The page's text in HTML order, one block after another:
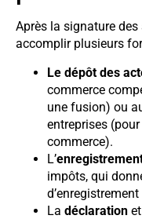
Après la signature
accomplir plusieurs
Le dépôt des
commerce
une fusion) ou
entreprises
commerce).
L’
impôts, qui
La déclaration